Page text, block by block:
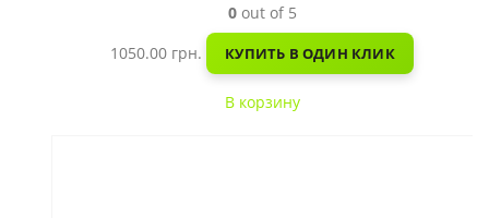
0out of 5
1050.00 грн. КУПИТЬ В ОДИН КЛИК
В корзину